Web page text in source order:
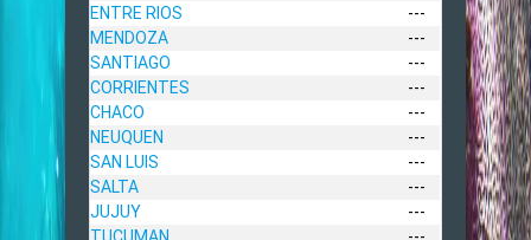
ENTRE RIOS
---
MENDOZA
---
SANTIAGO
---
CORRIENTES
---
CHACO
---
NEUQUEN
---
SAN LUIS
---
SALTA
---
JUJUY
---